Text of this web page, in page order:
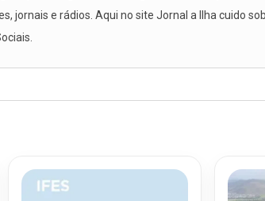
jornais e rádios. Aqui no site Jornal a Ilha cuido